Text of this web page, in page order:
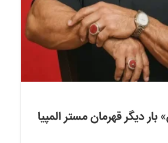
بار دیگر قهرمان مستر المپیا